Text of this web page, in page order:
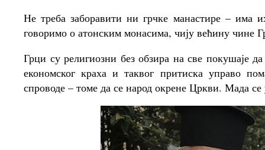
Не треба заборавити ни грчке манастире –
говоримо о атонским монасима, чију већину чине
Грци су религиозни без обзира на све покушаје
економског краха и таквог притиска управо
спроводе – томе да се народ окрене Цркви. Мада